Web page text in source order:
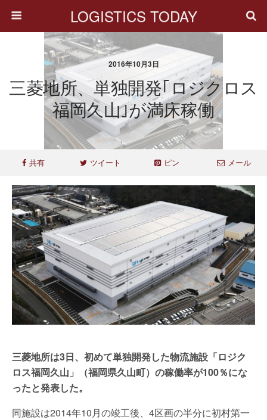
LOGISTICS TODAY
2016年10月3日
三菱地所、単独開発｢ロジクロス
福岡久山｣が満床稼働
共有 ツイート ピン メール
三菱地所は3日、初めて単独開発した物流施設「ロジク
ロス福岡久山」（福岡県久山町）の稼働率が100％にな
ったと発表した。
同施設は2014年10月の竣工後、4区画の半分に初村第一